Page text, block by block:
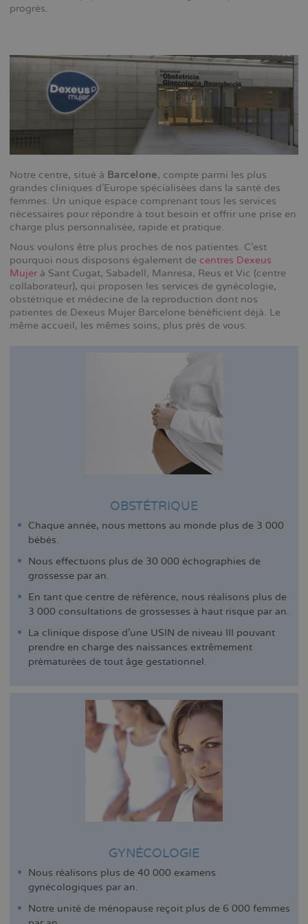
diskretion gör Cenforce till ett självklart val för många.
progrès.
Notre centre, situé à Barcelone, compte parmi les plus
grandes cliniques d'Europe spécialisées dans la santé des
femmes. Un unique espace comprenant tous les services
nécessaires pour répondre à tout besoin et offrir une prise en
charge plus personnalisée, rapide et pratique.
Nous voulons être plus proches de nos patientes. C'est
pourquoi nous disposons également de centres Dexeus
Mujer à Sant Cugat, Sabadell, Manresa, Reus et Vic (centre
collaborateur), qui proposen les services de gynécologie,
obstétrique et médecine de la reproduction dont nos
patientes de Dexeus Mujer Barcelone bénéficient déjà. Le
même accueil, les mêmes soins, plus près de vous.
OBSTÉTRIQUE
Chaque année, nous mettons au monde plus de 3 000
bébés.
Nous effectuons plus de 30 000 échographies de
grossesse par an.
En tant que centre de référence, nous réalisons plus de
3 000 consultations de grossesses à haut risque par an.
La clinique dispose d'une USIN de niveau III pouvant
prendre en charge des naissances extrêmement
prématurées de tout âge gestationnel.
GYNÉCOLOGIE
Nous réalisons plus de 40 000 examens
gynécologiques par an.
Notre unité de ménopause reçoit plus de 6 000 femmes